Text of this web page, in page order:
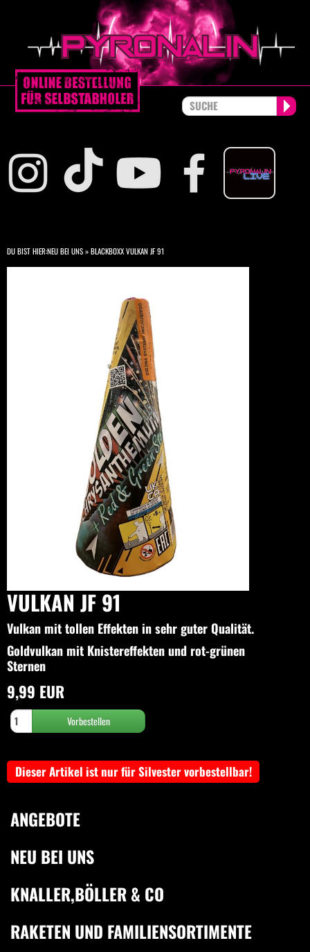
DU BIST HIER:NEU BEI UNS»BLACKBOXX VULKAN JF 91
VULKAN JF 91
Vulkan mit tollen Effekten in sehr guter Qualität.
Goldvulkan mit Knistereffekten und rot-grünen
Sternen
9,99 EUR
Dieser Artikel ist nur für Silvester vorbestellbar!
ANGEBOTE
NEU BEI UNS
KNALLER,BÖLLER & CO
RAKETEN UND FAMILIENSORTIMENTE